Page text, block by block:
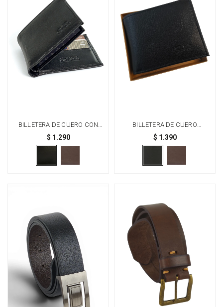
BILLETERA DE CUERO CON
VISOR - NEGRO
$ 1.290
BILLETERA DE CUERO
VOLANTE INTERIOR - NEGRO
$ 1.390